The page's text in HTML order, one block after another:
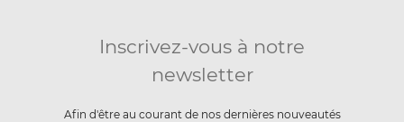
Inscrivez-vous à notre
newsletter
Afin d'être au courant de nos dernières nouveautés